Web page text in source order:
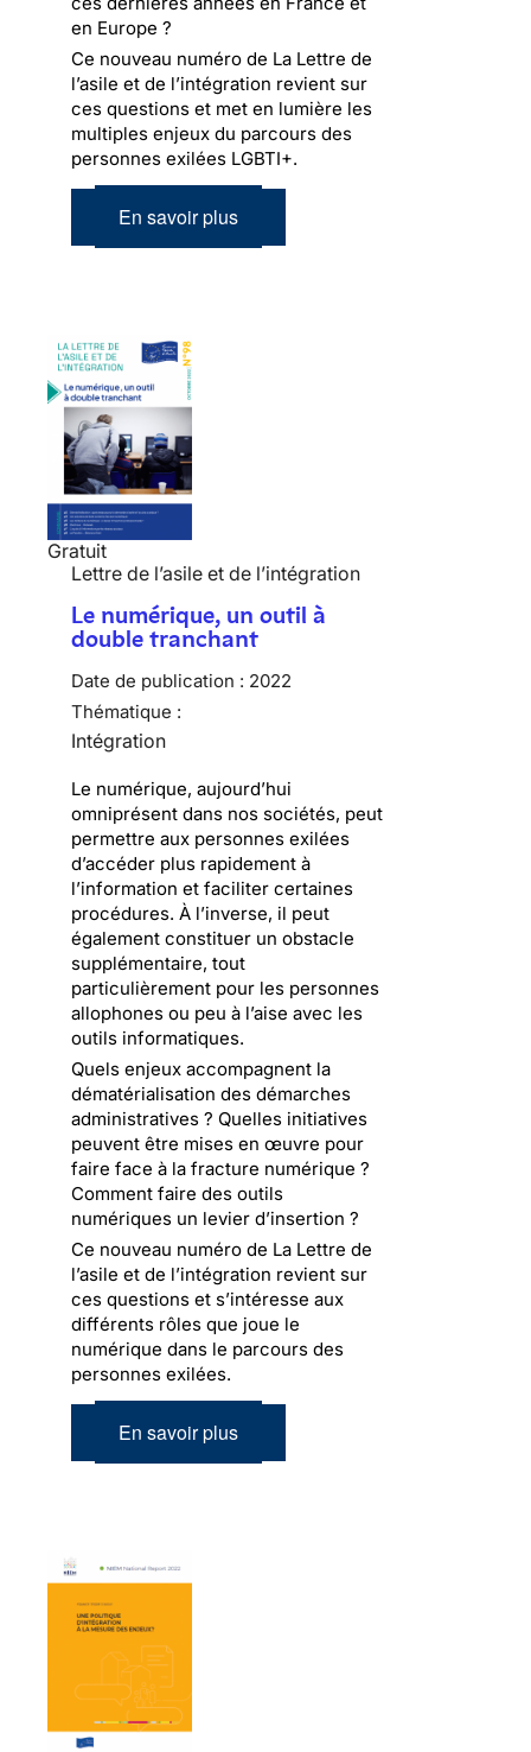
en Europe ?
Ce nouveau numéro de La Lettre de
l’asile et de l’intégration revient sur
ces questions et met en lumière les
multiples enjeux du parcours des
personnes exilées LGBTI+.
En savoir plus
Gratuit
Lettre de l’asile et de l’intégration
Le numérique, un outil à
double tranchant
Date de publication : 2022
Thématique :
Intégration
Le numérique, aujourd’hui
omniprésent dans nos sociétés, peut
permettre aux personnes exilées
d’accéder plus rapidement à
l’information et faciliter certaines
procédures. À l’inverse, il peut
également constituer un obstacle
supplémentaire, tout
particulièrement pour les personnes
allophones ou peu à l’aise avec les
outils informatiques.
Quels enjeux accompagnent la
dématérialisation des démarches
administratives ? Quelles initiatives
peuvent être mises en œuvre pour
faire face à la fracture numérique ?
Comment faire des outils
numériques un levier d’insertion ?
Ce nouveau numéro de La Lettre de
l’asile et de l’intégration revient sur
ces questions et s’intéresse aux
différents rôles que joue le
numérique dans le parcours des
personnes exilées.
En savoir plus